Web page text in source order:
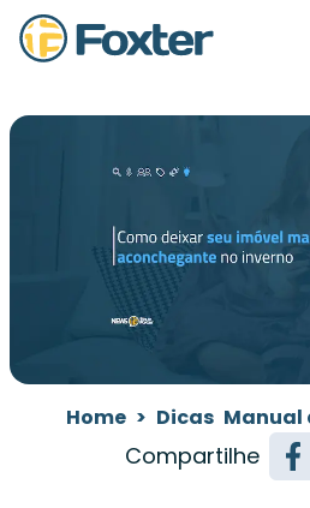
Home > Dicas Manual
Compartilhe